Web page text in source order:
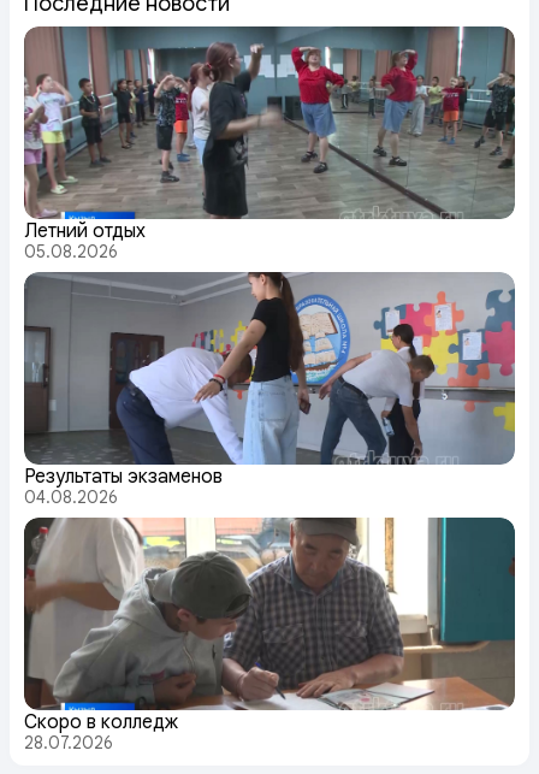
Летний отдых
05.08.2026
Результаты экзаменов
04.08.2026
Скоро в колледж
28.07.2026